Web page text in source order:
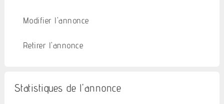
Modifier l'annonce
Retirer l'annonce
Statistiques de l'annonce